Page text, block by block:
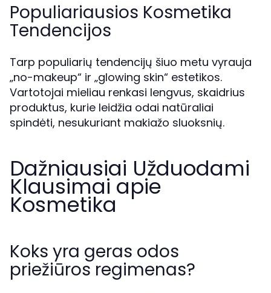
Populiariausios Kosmetika
Tendencijos
Tarp populiarių tendencijų šiuo metu vyrauja
„no-makeup“ ir „glowing skin“ estetikos.
Vartotojai mieliau renkasi lengvus, skaidrius
produktus, kurie leidžia odai natūraliai
spindėti, nesukuriant makiažo sluoksnių.
Dažniausiai Užduodami
Klausimai apie
Kosmetika
Koks yra geras odos
priežiūros regimenas?